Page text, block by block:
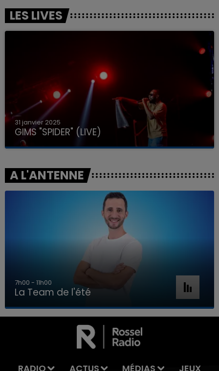
LA TEAM DE L'ÉTÉ
LES LIVES
31 janvier 2025
GIMS "SPIDER" (LIVE)
A L'ANTENNE
7h00 - 11h00
La Team de l'été
RADIO ACTUS MÉDIAS JEUX